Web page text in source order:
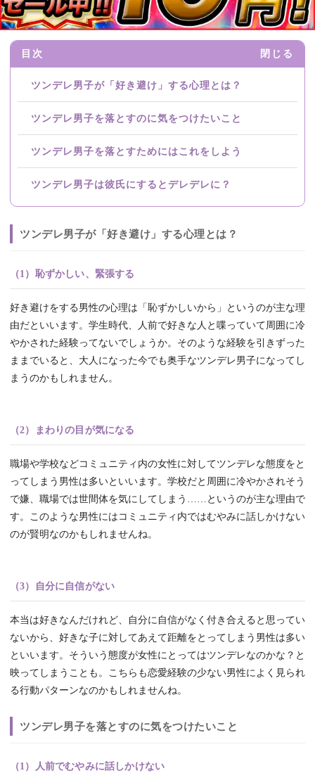
目次 閉じる
ツンデレ男子が「好き避け」する心理とは？
ツンデレ男子を落とすのに気をつけたいこと
ツンデレ男子を落とすためにはこれをしよう
ツンデレ男子は彼氏にするとデレデレに？
ツンデレ男子が「好き避け」する心理とは？
（1）恥ずかしい、緊張する
好き避けをする男性の心理は「恥ずかしいから」というのが主な理
由だといいます。学生時代、人前で好きな人と喋っていて周囲に冷
やかされた経験ってないでしょうか。そのような経験を引きずった
ままでいると、大人になった今でも奥手なツンデレ男子になってし
まうのかもしれません。
（2）まわりの目が気になる
職場や学校などコミュニティ内の女性に対してツンデレな態度をと
ってしまう男性は多いといいます。学校だと周囲に冷やかされそう
で嫌、職場では世間体を気にしてしまう……というのが主な理由で
す。このような男性にはコミュニティ内ではむやみに話しかけない
のが賢明なのかもしれませんね。
（3）自分に自信がない
本当は好きなんだけれど、自分に自信がなく付き合えると思ってい
ないから、好きな子に対してあえて距離をとってしまう男性は多い
といいます。そういう態度が女性にとってはツンデレなのかな？と
映ってしまうことも。こちらも恋愛経験の少ない男性によく見られ
る行動パターンなのかもしれませんね。
ツンデレ男子を落とすのに気をつけたいこと
（1）人前でむやみに話しかけない